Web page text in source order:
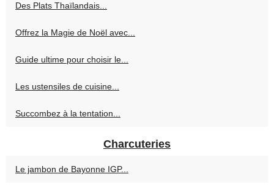
Des Plats Thaïlandais...
Offrez la Magie de Noël avec...
Guide ultime pour choisir le...
Les ustensiles de cuisine...
Succombez à la tentation...
Charcuteries
Le jambon de Bayonne IGP...